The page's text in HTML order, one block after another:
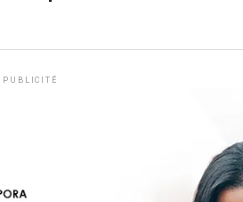
PUBLICITÉ